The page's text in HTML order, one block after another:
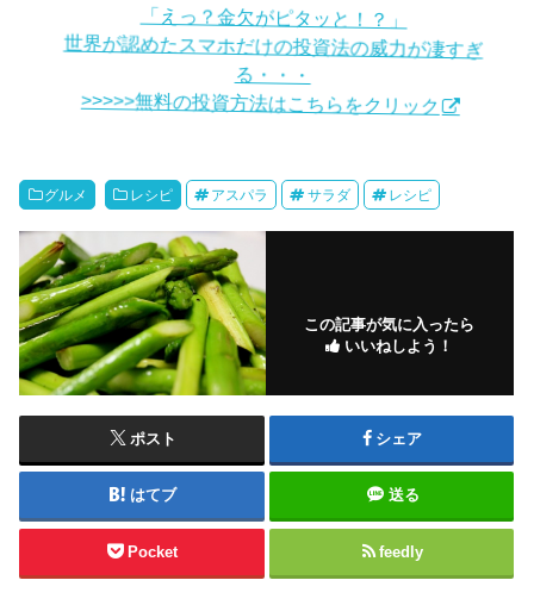
「えっ？金欠がピタッと！？」
世界が認めたスマホだけの投資法の威力が凄すぎ
る・・・
>>>>>無料の投資方法はこちらをクリック
グルメ レシピ アスパラ サラダ レシピ
この記事が気に入ったら
いいねしよう！
ポスト シェア
はてブ 送る
Pocket feedly